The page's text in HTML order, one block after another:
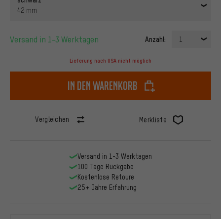
42 mm
Versand in 1-3 Werktagen Anzahl: 1
Lieferung nach USA nicht möglich
In den Warenkorb
Vergleichen Merkliste
Versand in 1-3 Werktagen
100 Tage Rückgabe
Kostenlose Retoure
25+ Jahre Erfahrung